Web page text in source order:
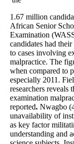
1.67 million
African Senior
Examination
candidates had
to cases involving
malpractice. The
when compared to
especially 2011.
researchers reveals
examination
reported. Nwagbo
unavailability of
as key factor
understanding and